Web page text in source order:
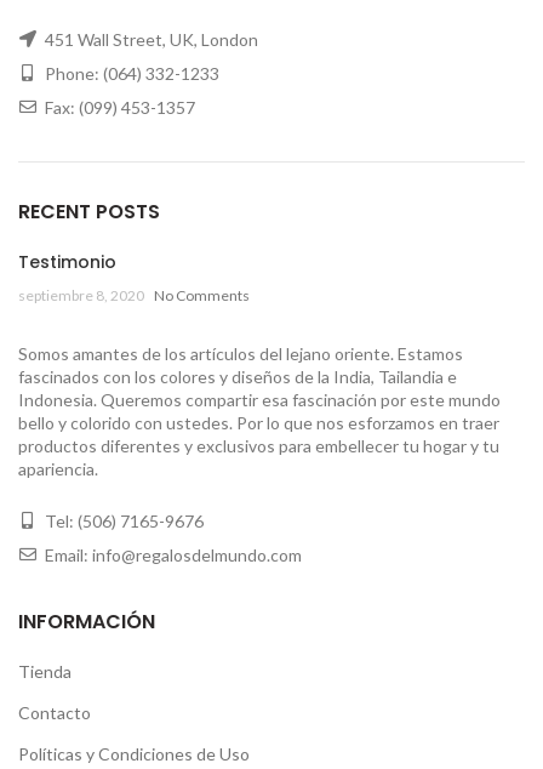
451 Wall Street, UK, London
Phone: (064) 332-1233
Fax: (099) 453-1357
RECENT POSTS
Testimonio
septiembre 8, 2020 No Comments
Somos amantes de los artículos del lejano oriente. Estamos
fascinados con los colores y diseños de la India, Tailandia e
Indonesia. Queremos compartir esa fascinación por este mundo
bello y colorido con ustedes. Por lo que nos esforzamos en traer
productos diferentes y exclusivos para embellecer tu hogar y tu
apariencia.
Tel: (506) 7165-9676
Email: info@regalosdelmundo.com
INFORMACIÓN
Tienda
Contacto
Políticas y Condiciones de Uso